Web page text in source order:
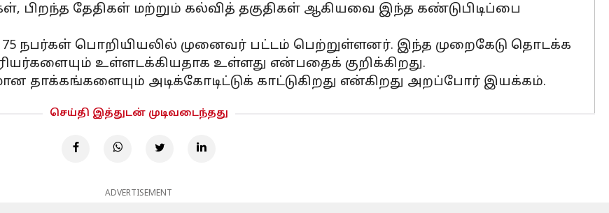
பிறந்த தேதிகள் மற்றும் கல்வித் தகுதிகள் ஆகியவை இந்த கண்டுபிடிப்பை
175 நபர்கள் பொறியியலில் முனைவர் பட்டம் பெற்றுள்ளனர். இந்த முறைகேடு தொடக்க
உள்ளடக்கியதாக உள்ளது என்பதைக் குறிக்கிறது.
தாக்கங்களையும் அடிக்கோடிட்டுக் காட்டுகிறது என்கிறது அறப்போர் இயக்கம்.
செய்தி இத்துடன் முடிவடைந்தது
ADVERTISEMENT